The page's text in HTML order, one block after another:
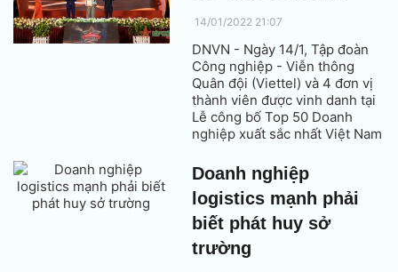
14/01/2022 21:07
DNVN - Ngày 14/1, Tập đoàn
Công nghiệp - Viễn thông
Quân đội (Viettel) và 4 đơn vị
thành viên được vinh danh tại
Lễ công bố Top 50 Doanh
nghiệp xuất sắc nhất Việt Nam
nhất Việt Nam (VNR500) do
Vietnam Report và Báo
VietnamNet tổ chức.
Doanh nghiệp
logistics mạnh phải
biết phát huy sở
trường